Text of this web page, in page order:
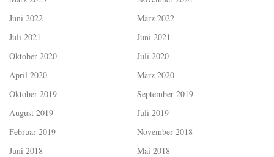
Juni 2022
März 2022
Juli 2021
Juni 2021
Oktober 2020
Juli 2020
April 2020
März 2020
Oktober 2019
September 2019
August 2019
Juli 2019
Februar 2019
November 2018
Juni 2018
Mai 2018